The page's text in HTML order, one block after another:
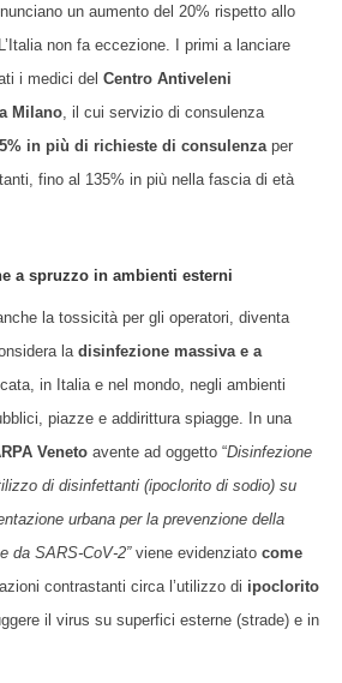
un aumento del 20% rispetto allo
non fa eccezione. I primi a lanciare
i medici del Centro Antiveleni
Milano , il cui servizio di consulenza
in più di richieste di consulenza per
, fino al 135% in più nella fascia di età
a spruzzo in ambienti esterni
la tossicità per gli operatori, diventa
la disinfezione massiva e a
in Italia e nel mondo, negli ambienti
piazze e addirittura spiagge.
In una
Veneto avente ad oggetto “Disinfezione
di disinfettanti (ipoclorito di sodio) su
urbana per la prevenzione della
da SARS-CoV-2” viene evidenziato come
contrastanti circa l’utilizzo di ipoclorito
il virus su superfici esterne (strade) e in